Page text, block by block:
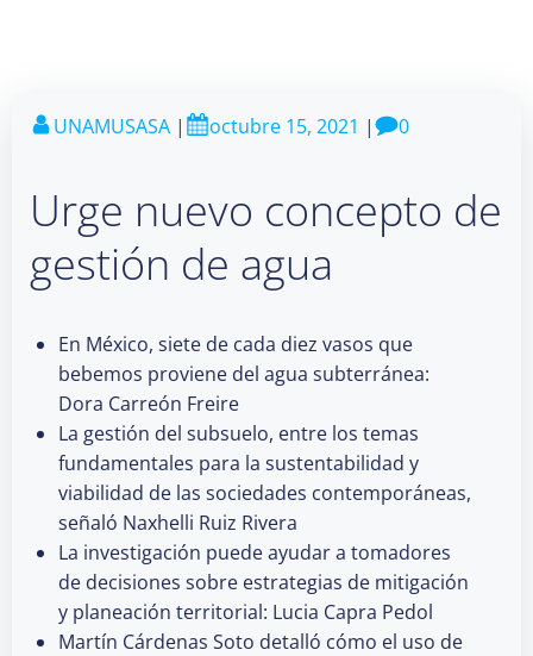
UNAMUSASA | octubre 15, 2021 | 0
Urge nuevo concepto de
gestión de agua
En México, siete de cada diez vasos que
bebemos proviene del agua subterránea:
Dora Carreón Freire
La gestión del subsuelo, entre los temas
fundamentales para la sustentabilidad y
viabilidad de las sociedades contemporáneas,
señaló Naxhelli Ruiz Rivera
La investigación puede ayudar a tomadores
de decisiones sobre estrategias de mitigación
y planeación territorial: Lucia Capra Pedol
Martín Cárdenas Soto detalló cómo el uso de